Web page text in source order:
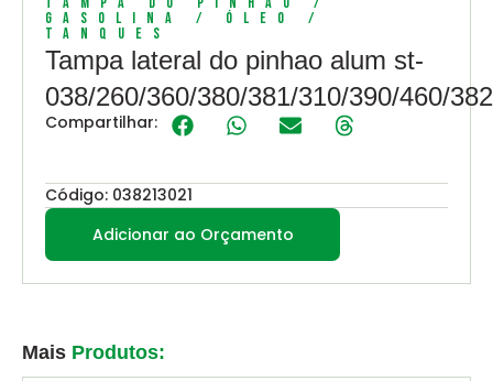
Gasolina / Óleo /
Tanques
Tampa lateral do pinhao alum st-
038/260/360/380/381/310/390/460/382
Compartilhar:
Código: 038213021
Adicionar ao Orçamento
Mais Produtos: